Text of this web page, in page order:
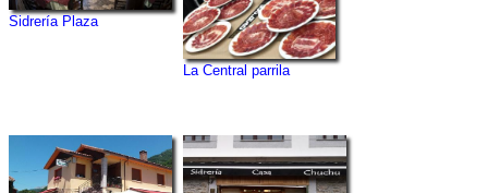
Sidrería Plaza
La Central parrila